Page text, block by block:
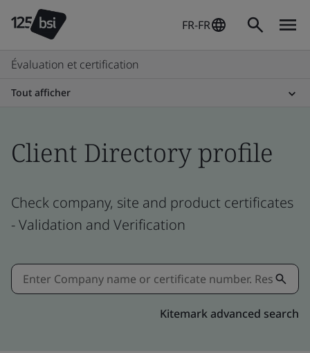
FR-FR
Évaluation et certification
Tout afficher
Client Directory profile
Check company, site and product certificates
- Validation and Verification
Kitemark advanced search